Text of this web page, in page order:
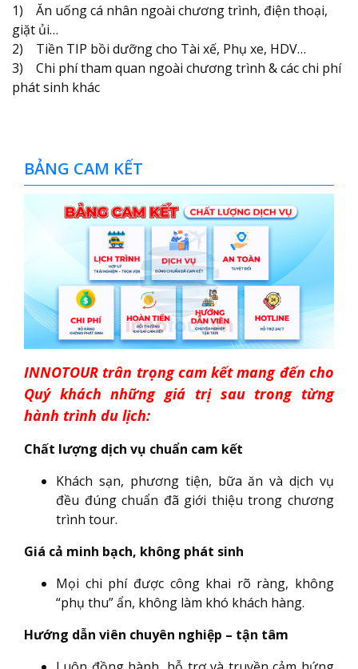
1) Ăn uống cá nhân ngoài chương trình, điện thoại,
giặt ủi…
2) Tiền TIP bồi dưỡng cho Tài xế, Phụ xe, HDV…
3) Chi phí tham quan ngoài chương trình & các chi phí
phát sinh khác
BẢNG CAM KẾT
INNOTOUR trân trọng cam kết mang đến cho
Quý khách những giá trị sau trong từng
hành trình du lịch:
Chất lượng dịch vụ chuẩn cam kết
Khách sạn, phương tiện, bữa ăn và dịch vụ
đều đúng chuẩn đã giới thiệu trong chương
trình tour.
Giá cả minh bạch, không phát sinh
Mọi chi phí được công khai rõ ràng, không
“phụ thu” ẩn, không làm khó khách hàng.
Hướng dẫn viên chuyên nghiệp – tận tâm